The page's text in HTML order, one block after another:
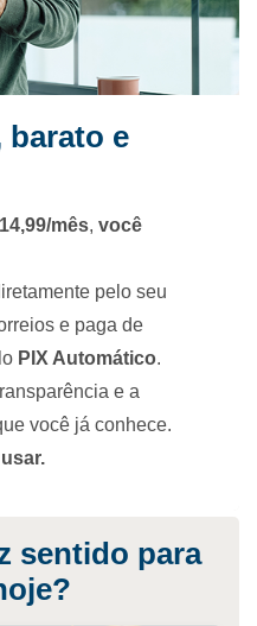
barato e
mês, você
pelo seu
e paga de
PIX Automático.
e a
você já conhece.
sentido para